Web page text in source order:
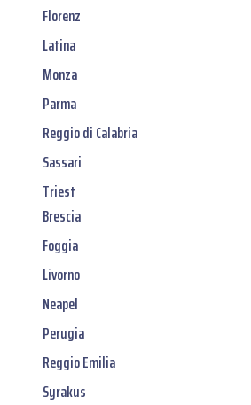
Florenz
Latina
Monza
Parma
Reggio di Calabria
Sassari
Triest
Brescia
Foggia
Livorno
Neapel
Perugia
Reggio Emilia
Syrakus